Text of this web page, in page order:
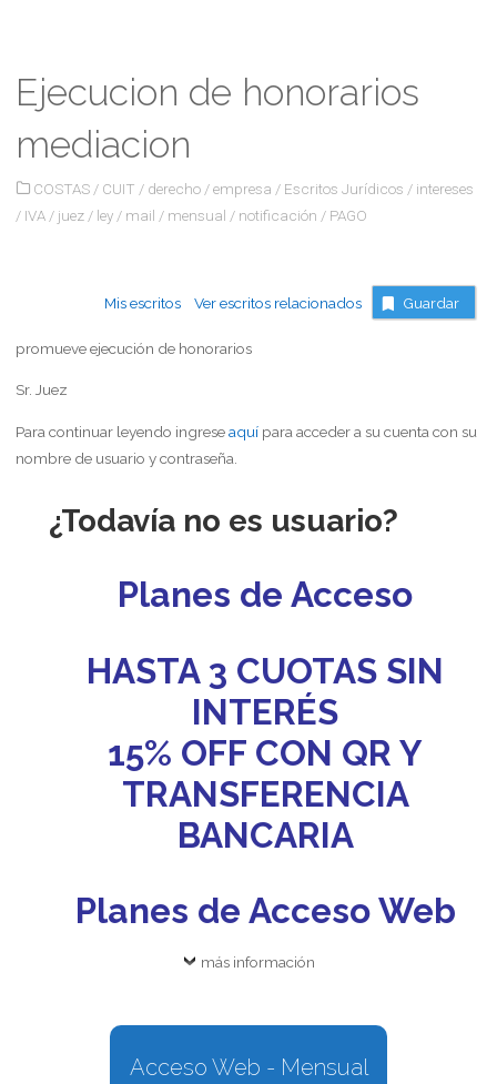
Ejecucion de honorarios
mediacion
COSTAS / CUIT / derecho /empresa / Escritos Jurídicos / intereses
/ IVA / juez / ley / mail / mensual / notificación / PAGO
Mis escritos Ver escritos relacionados Guardar
promueve ejecución de honorarios
Sr. Juez
Para continuar leyendo ingreseaquípara acceder a su cuenta con su
nombre de usuario y contraseña.
¿Todavía no es usuario?
Planes de Acceso
HASTA 3 CUOTAS SIN
INTERÉS
15% OFF CON QR Y
TRANSFERENCIA
BANCARIA
Planes de Acceso Web
más información
Acceso Web - Mensual